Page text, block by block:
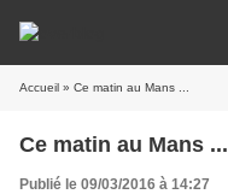
Accueil » Ce matin au Mans ...
Ce matin au Mans ...
Publié le 09/03/2016 à 14:27